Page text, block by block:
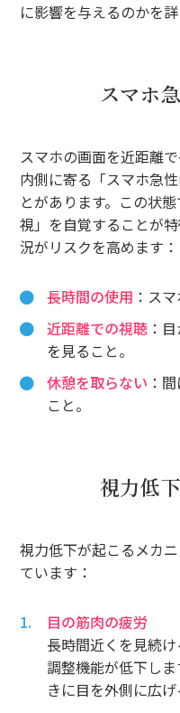
に影響を与えるのかを詳
スマホ
スマホの画面を近距離
内側に寄る「スマホ急
とがあります。この状
視」を自覚することが
況がリスクを高めます：
長時間の使用 ：ス
近距離での視聴 ：
を見ること。
休憩を取らない ：
こと。
視力低
視力低下が起こるメカ
ています：
目の筋肉の疲労
長時間近くを見続け
調整機能が低下し
きに目を外側に広げ